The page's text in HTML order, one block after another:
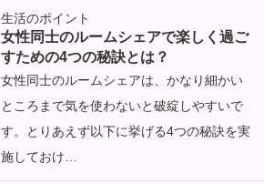
生活のポイント
女性同士のルームシェアで楽しく過ご
すための4つの秘訣とは？
女性同士のルームシェアは、かなり細かい
ところまで気を使わないと破綻しやすいで
す。とりあえず以下に挙げる4つの秘訣を実
施しておけ…